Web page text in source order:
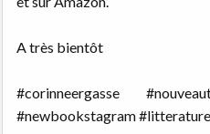
A très bientôt
#corinneergasse
#newbookstagram